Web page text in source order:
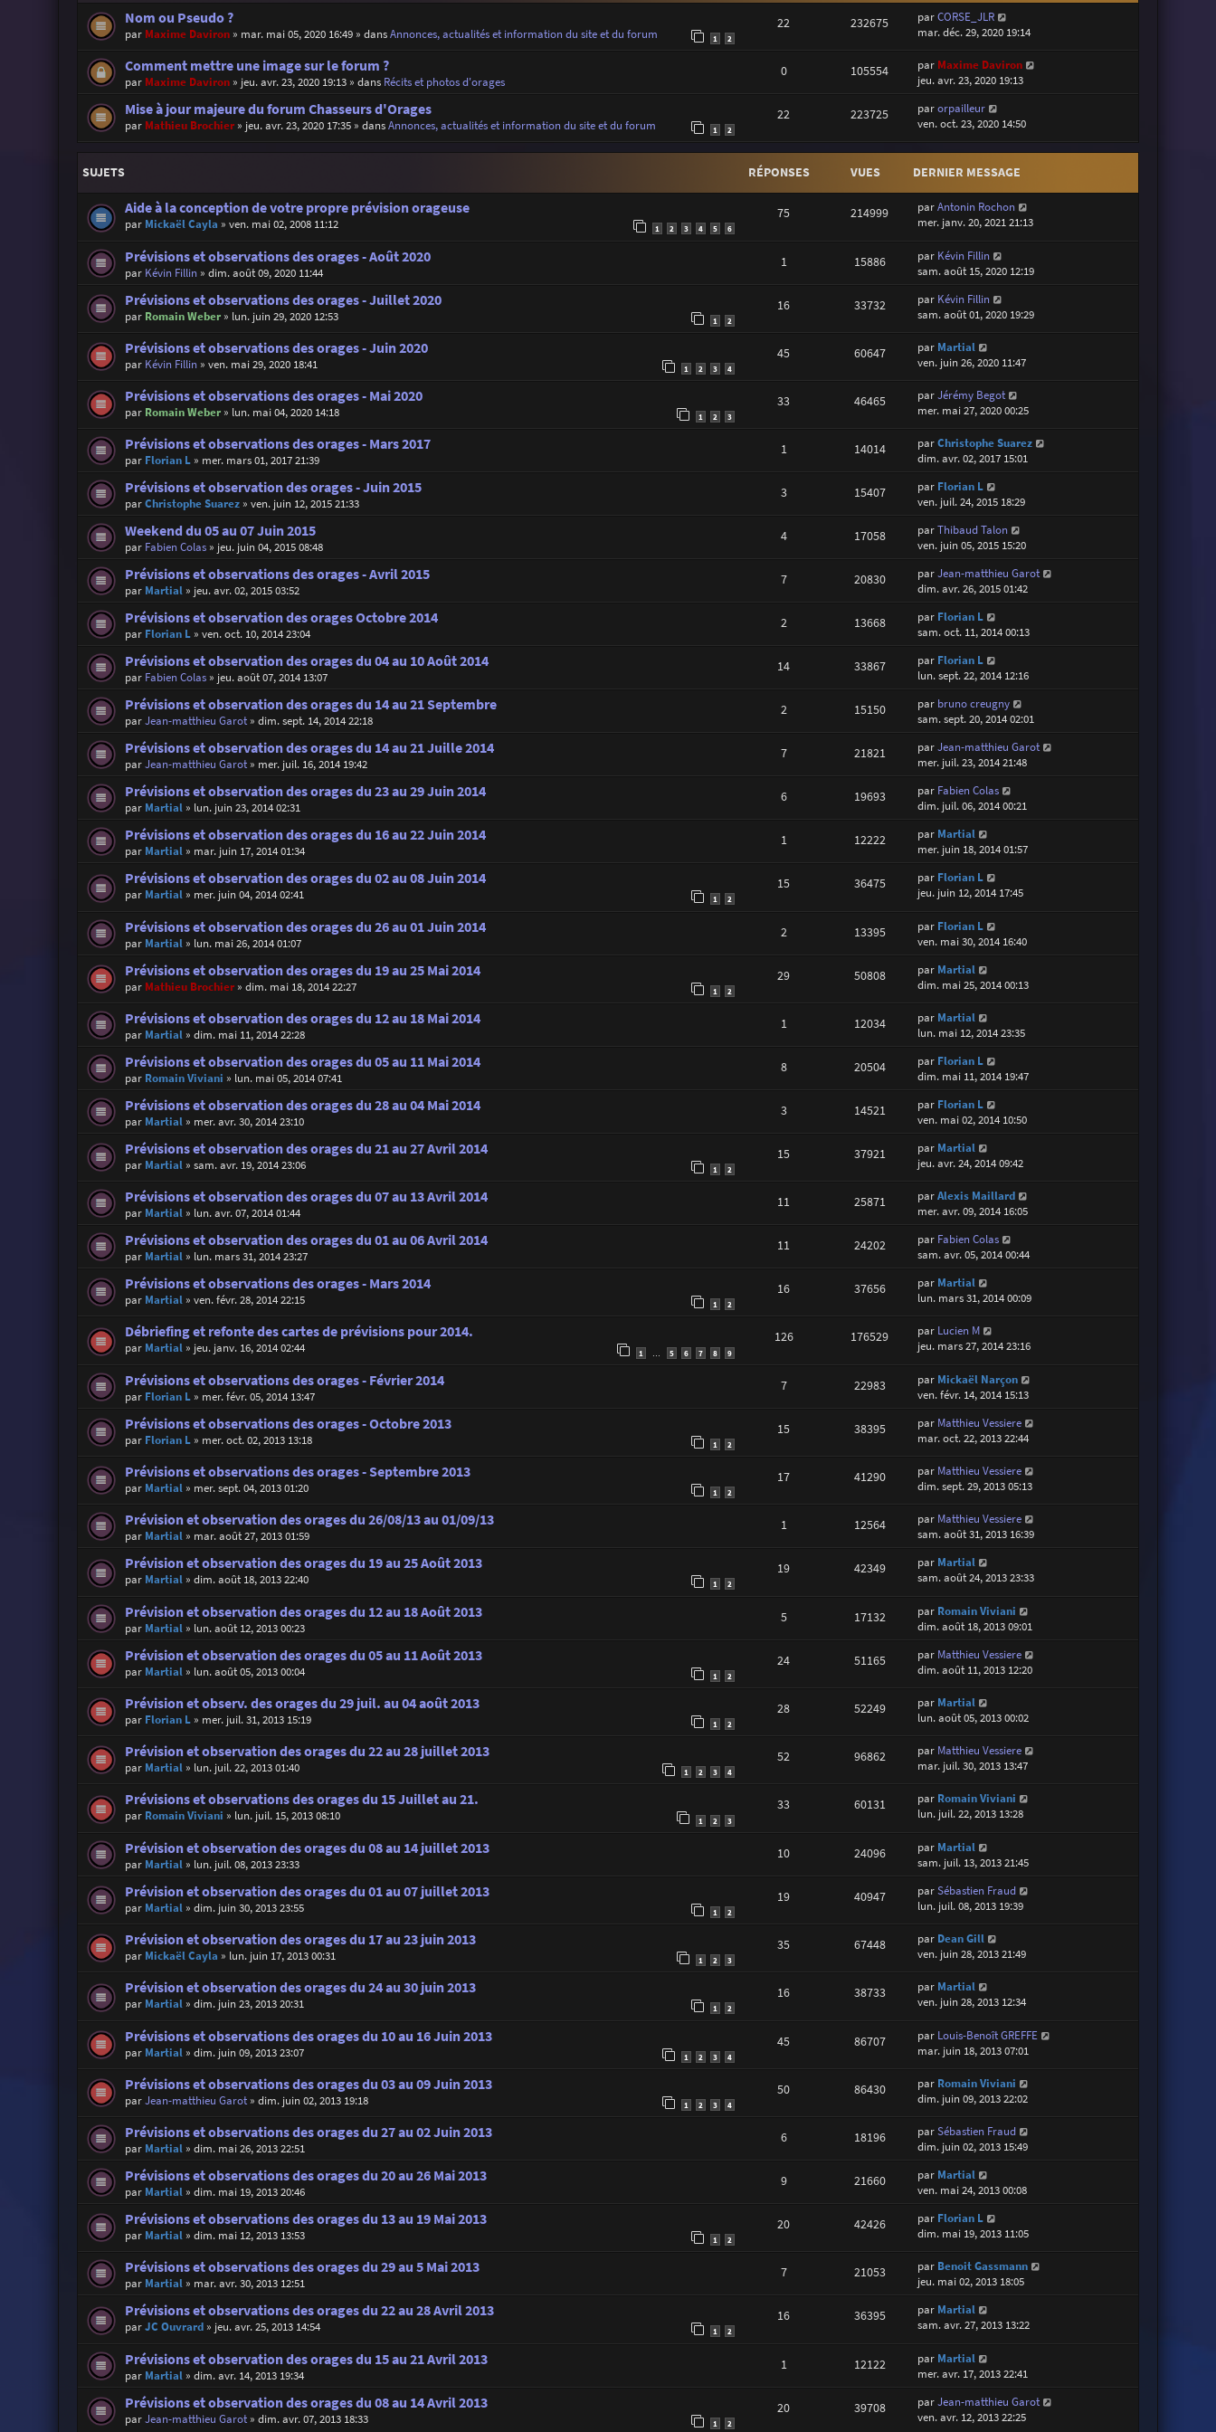
Nom ou Pseudo ?
par Maxime Daviron» mar. mai 05, 2020 16:49» dansAnnonces, actualités et information du site et du forum 1 2
22 232675 parCORSE_JLR
mar. déc. 29, 2020 19:14
Comment mettre une image sur le forum ?
par Maxime Daviron» jeu. avr. 23, 2020 19:13» dans Récits et photos d'orages
0 105554 par Maxime Daviron
jeu. avr. 23, 2020 19:13
Mise à jour majeure du forum Chasseurs d'Orages
par Mathieu Brochier» jeu. avr. 23, 2020 17:35» dansAnnonces, actualités et information du site et du forum 1 2
22 223725 parorpailleur
ven. oct. 23, 2020 14:50
SUJETS RÉPONSES VUES DERNIER MESSAGE
Aide à la conception de votre propre prévision orageuse
par Mickaël Cayla » ven. mai 02, 2008 11:12 1 2 3 4 5 6
75 214999 parAntonin Rochon
mer. janv. 20, 2021 21:13
Prévisions et observations des orages - Août 2020
par Kévin Fillin» dim. août 09, 2020 11:44
1 15886 par Kévin Fillin
sam. août 15, 2020 12:19
Prévisions et observations des orages - Juillet 2020
par Romain Weber» lun. juin 29, 2020 12:53 1 2
16 33732 par Kévin Fillin
sam. août 01, 2020 19:29
Prévisions et observations des orages - Juin 2020
par Kévin Fillin» ven. mai 29, 2020 18:41 1 2 3 4
45 60647 par Martial
ven. juin 26, 2020 11:47
Prévisions et observations des orages - Mai 2020
par Romain Weber» lun. mai 04, 2020 14:18 1 2 3
33 46465 parJérémy Begot
mer. mai 27, 2020 00:25
Prévisions et observations des orages - Mars 2017
par Florian L» mer. mars 01, 2017 21:39
1 14014 parChristophe Suarez
dim. avr. 02, 2017 15:01
Prévisions et observation des orages - Juin 2015
parChristophe Suarez» ven. juin 12, 2015 21:33
3 15407 par Florian L
ven. juil. 24, 2015 18:29
Weekend du 05 au 07 Juin 2015
par Fabien Colas» jeu. juin 04, 2015 08:48
4 17058 parThibaud Talon
ven. juin 05, 2015 15:20
Prévisions et observations des orages - Avril 2015
par Martial» jeu. avr. 02, 2015 03:52
7 20830 parJean-matthieu Garot
dim. avr. 26, 2015 01:42
Prévisions et observation des orages Octobre 2014
par Florian L» ven. oct. 10, 2014 23:04
2 13668 par Florian L
sam. oct. 11, 2014 00:13
Prévisions et observation des orages du 04 au 10 Août 2014
par Fabien Colas» jeu. août 07, 2014 13:07
14 33867 par Florian L
lun. sept. 22, 2014 12:16
Prévisions et observation des orages du 14 au 21 Septembre
parJean-matthieu Garot» dim. sept. 14, 2014 22:18
2 15150 par bruno creugny
sam. sept. 20, 2014 02:01
Prévisions et observation des orages du 14 au 21 Juille 2014
parJean-matthieu Garot» mer. juil. 16, 2014 19:42
7 21821 parJean-matthieu Garot
mer. juil. 23, 2014 21:48
Prévisions et observation des orages du 23 au 29 Juin 2014
par Martial» lun. juin 23, 2014 02:31
6 19693 par Fabien Colas
dim. juil. 06, 2014 00:21
Prévisions et observation des orages du 16 au 22 Juin 2014
par Martial» mar. juin 17, 2014 01:34
1 12222 par Martial
mer. juin 18, 2014 01:57
Prévisions et observation des orages du 02 au 08 Juin 2014
par Martial» mer. juin 04, 2014 02:41 1 2
15 36475 par Florian L
jeu. juin 12, 2014 17:45
Prévisions et observation des orages du 26 au 01 Juin 2014
par Martial» lun. mai 26, 2014 01:07
2 13395 par Florian L
ven. mai 30, 2014 16:40
Prévisions et observation des orages du 19 au 25 Mai 2014
par Mathieu Brochier» dim. mai 18, 2014 22:27 1 2
29 50808 par Martial
dim. mai 25, 2014 00:13
Prévisions et observation des orages du 12 au 18 Mai 2014
par Martial» dim. mai 11, 2014 22:28
1 12034 par Martial
lun. mai 12, 2014 23:35
Prévisions et observation des orages du 05 au 11 Mai 2014
par Romain Viviani » lun. mai 05, 2014 07:41
8 20504 par Florian L
dim. mai 11, 2014 19:47
Prévisions et observation des orages du 28 au 04 Mai 2014
par Martial» mer. avr. 30, 2014 23:10
3 14521 par Florian L
ven. mai 02, 2014 10:50
Prévisions et observation des orages du 21 au 27 Avril 2014
par Martial» sam. avr. 19, 2014 23:06 1 2
15 37921 par Martial
jeu. avr. 24, 2014 09:42
Prévisions et observation des orages du 07 au 13 Avril 2014
par Martial» lun. avr. 07, 2014 01:44
11 25871 parAlexis Maillard
mer. avr. 09, 2014 16:05
Prévisions et observation des orages du 01 au 06 Avril 2014
par Martial» lun. mars 31, 2014 23:27
11 24202 par Fabien Colas
sam. avr. 05, 2014 00:44
Prévisions et observations des orages - Mars 2014
par Martial» ven. févr. 28, 2014 22:15 1 2
16 37656 par Martial
lun. mars 31, 2014 00:09
Débriefing et refonte des cartes de prévisions pour 2014.
par Martial» jeu. janv. 16, 2014 02:44 1 5 6 7 8 9
126 176529 par Lucien M
jeu. mars 27, 2014 23:16
Prévisions et observations des orages - Février 2014
par Florian L» mer. févr. 05, 2014 13:47
7 22983 par Mickaël Narçon
ven. févr. 14, 2014 15:13
Prévisions et observations des orages - Octobre 2013
par Florian L» mer. oct. 02, 2013 13:18 1 2
15 38395 par Matthieu Vessiere
mar. oct. 22, 2013 22:44
Prévisions et observations des orages - Septembre 2013
par Martial» mer. sept. 04, 2013 01:20 1 2
17 41290 par Matthieu Vessiere
dim. sept. 29, 2013 05:13
Prévision et observation des orages du 26/08/13 au 01/09/13
par Martial» mar. août 27, 2013 01:59
1 12564 par Matthieu Vessiere
sam. août 31, 2013 16:39
Prévision et observation des orages du 19 au 25 Août 2013
par Martial» dim. août 18, 2013 22:40 1 2
19 42349 par Martial
sam. août 24, 2013 23:33
Prévision et observation des orages du 12 au 18 Août 2013
par Martial» lun. août 12, 2013 00:23
5 17132 par Romain Viviani
dim. août 18, 2013 09:01
Prévision et observation des orages du 05 au 11 Août 2013
par Martial» lun. août 05, 2013 00:04 1 2
24 51165 par Matthieu Vessiere
dim. août 11, 2013 12:20
Prévision et observ. des orages du 29 juil. au 04 août 2013
par Florian L» mer. juil. 31, 2013 15:19 1 2
28 52249 par Martial
lun. août 05, 2013 00:02
Prévision et observation des orages du 22 au 28 juillet 2013
par Martial» lun. juil. 22, 2013 01:40 1 2 3 4
52 96862 par Matthieu Vessiere
mar. juil. 30, 2013 13:47
Prévisions et observations des orages du 15 Juillet au 21.
par Romain Viviani » lun. juil. 15, 2013 08:10 1 2 3
33 60131 par Romain Viviani
lun. juil. 22, 2013 13:28
Prévision et observation des orages du 08 au 14 juillet 2013
par Martial» lun. juil. 08, 2013 23:33
10 24096 par Martial
sam. juil. 13, 2013 21:45
Prévision et observation des orages du 01 au 07 juillet 2013
par Martial» dim. juin 30, 2013 23:55 1 2
19 40947 parSébastien Fraud
lun. juil. 08, 2013 19:39
Prévision et observation des orages du 17 au 23 juin 2013
par Mickaël Cayla » lun. juin 17, 2013 00:31 1 2 3
35 67448 par Dean Gill
ven. juin 28, 2013 21:49
Prévision et observation des orages du 24 au 30 juin 2013
par Martial» dim. juin 23, 2013 20:31 1 2
16 38733 par Martial
ven. juin 28, 2013 12:34
Prévisions et observations des orages du 10 au 16 Juin 2013
par Martial» dim. juin 09, 2013 23:07 1 2 3 4
45 86707 par Louis-Benoît GREFFE
mar. juin 18, 2013 07:01
Prévisions et observations des orages du 03 au 09 Juin 2013
parJean-matthieu Garot» dim. juin 02, 2013 19:18 1 2 3 4
50 86430 par Romain Viviani
dim. juin 09, 2013 22:02
Prévisions et observations des orages du 27 au 02 Juin 2013
par Martial» dim. mai 26, 2013 22:51
6 18196 parSébastien Fraud
dim. juin 02, 2013 15:49
Prévisions et observations des orages du 20 au 26 Mai 2013
par Martial» dim. mai 19, 2013 20:46
9 21660 par Martial
ven. mai 24, 2013 00:08
Prévisions et observations des orages du 13 au 19 Mai 2013
par Martial» dim. mai 12, 2013 13:53 1 2
20 42426 par Florian L
dim. mai 19, 2013 11:05
Prévisions et observations des orages du 29 au 5 Mai 2013
par Martial» mar. avr. 30, 2013 12:51
7 21053 par Benoit Gassmann
jeu. mai 02, 2013 18:05
Prévisions et observations des orages du 22 au 28 Avril 2013
parJC Ouvrard» jeu. avr. 25, 2013 14:54 1 2
16 36395 par Martial
sam. avr. 27, 2013 13:22
Prévisions et observation des orages du 15 au 21 Avril 2013
par Martial» dim. avr. 14, 2013 19:34
1 12122 par Martial
mer. avr. 17, 2013 22:41
Prévisions et observation des orages du 08 au 14 Avril 2013
parJean-matthieu Garot» dim. avr. 07, 2013 18:33 1 2
20 39708 parJean-matthieu Garot
ven. avr. 12, 2013 22:25